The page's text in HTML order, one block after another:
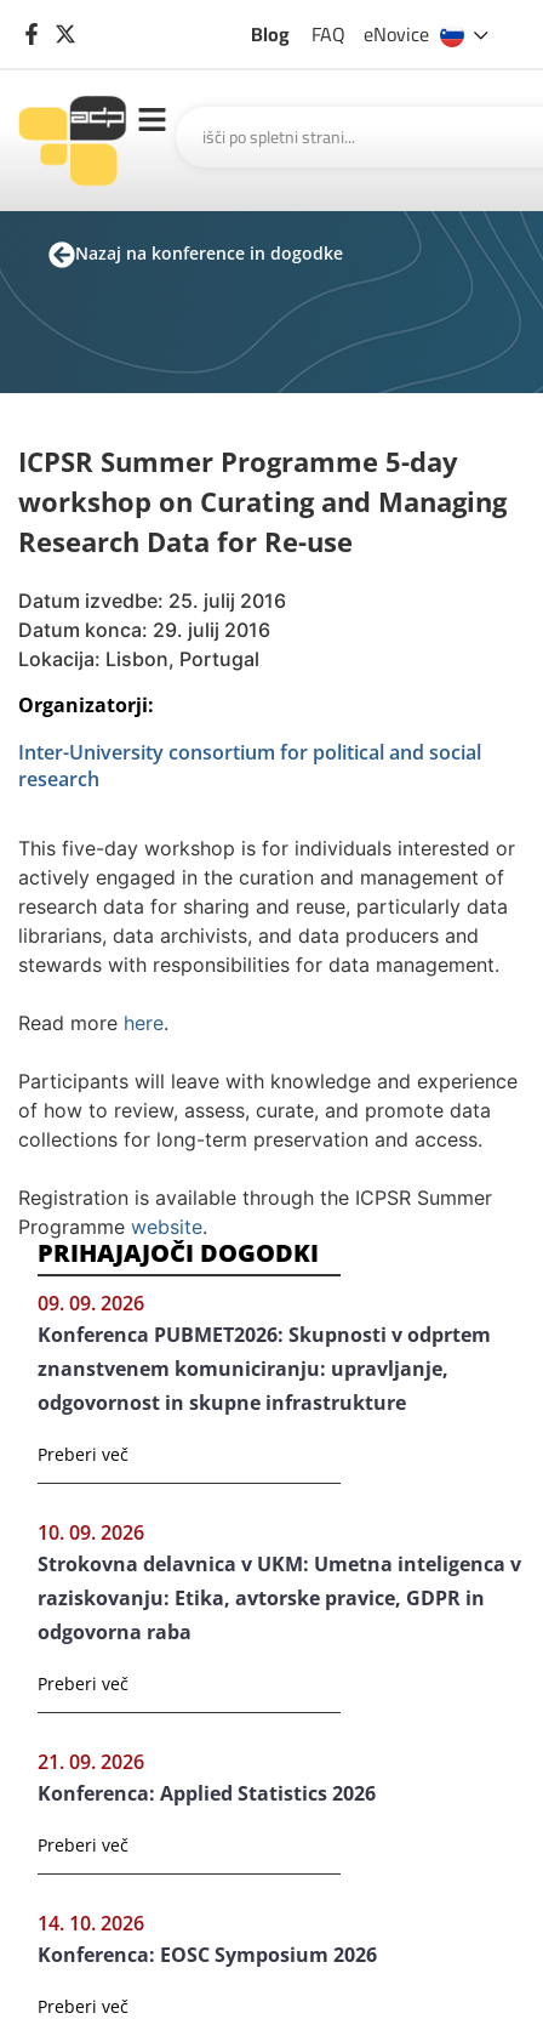
Blog FAQ eNovice
Nazaj na konference in dogodke
ICPSR Summer Programme 5-day
workshop on Curating and Managing
Research Data for Re-use
Datum izvedbe: 25. julij 2016
Datum konca: 29. julij 2016
Lokacija: Lisbon, Portugal
Organizatorji:
Inter-University consortium for political and social
research
This five-day workshop is for individuals interested or
actively engaged in the curation and management of
research data for sharing and reuse, particularly data
librarians, data archivists, and data producers and
stewards with responsibilities for data management.
Read more here.
Participants will leave with knowledge and experience
of how to review, assess, curate, and promote data
collections for long-term preservation and access.
Registration is available through the ICPSR Summer
Programme website.
PRIHAJAJOČI DOGODKI
09. 09. 2026
Konferenca PUBMET2026: Skupnosti v odprtem
znanstvenem komuniciranju: upravljanje,
odgovornost in skupne infrastrukture
Preberi več
10. 09. 2026
Strokovna delavnica v UKM: Umetna inteligenca v
raziskovanju: Etika, avtorske pravice, GDPR in
odgovorna raba
Preberi več
21. 09. 2026
Konferenca: Applied Statistics 2026
Preberi več
14. 10. 2026
Konferenca: EOSC Symposium 2026
Preberi več